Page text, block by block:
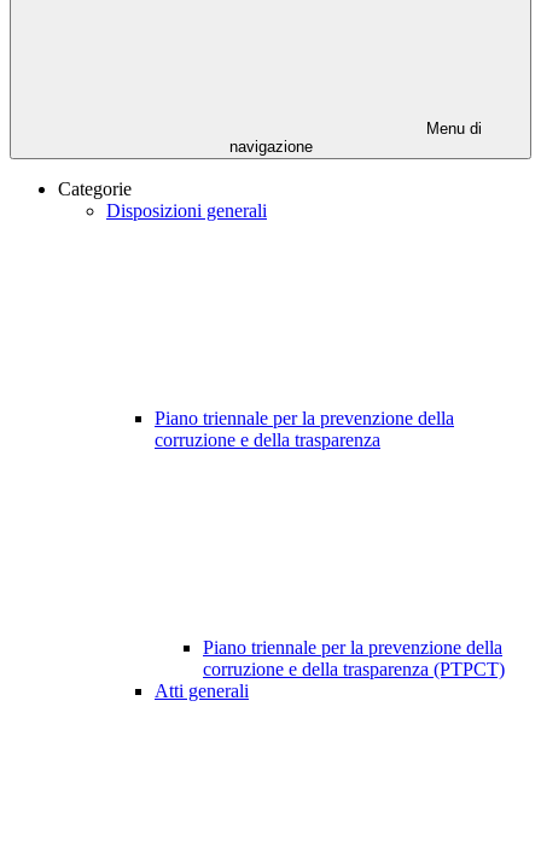
Menu di
navigazione
Categorie
Disposizioni generali
Piano triennale per la prevenzione della
corruzione e della trasparenza
Piano triennale per la prevenzione della
corruzione e della trasparenza (PTPCT)
Atti generali